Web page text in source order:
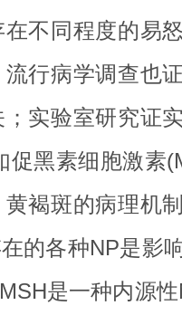
不同程度的易怒
行病学调查也
实验室研究证
黑素细胞激素
褐斑的病理机
的各种NP是影
是一种内源